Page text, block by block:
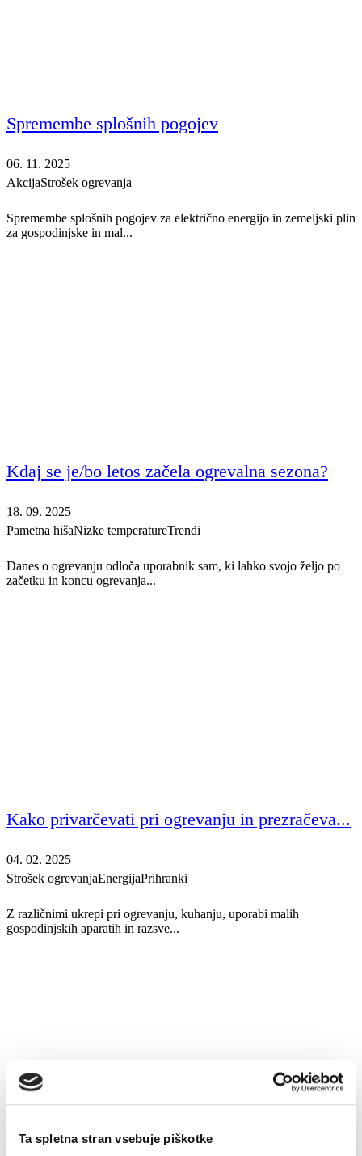
Ta spletna stran vsebuje piškotke
Spremembe splošnih pogojev
06. 11. 2025
AkcijaStrošek ogrevanja
Spremembe splošnih pogojev za električno energijo in zemeljski plin
za gospodinjske in mal...
Kdaj se je/bo letos začela ogrevalna sezona?
18. 09. 2025
Pametna hišaNizke temperatureTrendi
Danes o ogrevanju odloča uporabnik sam, ki lahko svojo željo po
začetku in koncu ogrevanja...
Kako privarčevati pri ogrevanju in prezračeva...
04. 02. 2025
Strošek ogrevanjaEnergijaPrihranki
Z različnimi ukrepi pri ogrevanju, kuhanju, uporabi malih
gospodinjskih aparatih in razsve...